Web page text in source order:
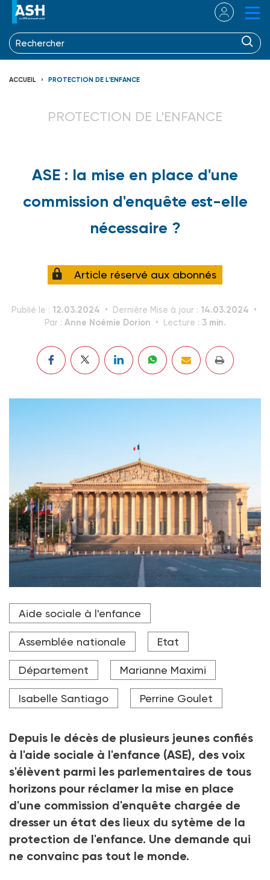
ACCUEIL PROTECTION DE L'ENFANCE
PROTECTION DE L'ENFANCE
ASE : la mise en place d'une
commission d'enquête est-elle
nécessaire ?
Article réservé aux abonnés
Publié le : 12.03.2024 Dernière Mise à jour : 14.03.2024
Par : Anne Noémie Dorion Lecture : 3 min.
Le 12 mars 2024, la députée Isabelle Santiago devait
déposer une demande de création d'enquête
Crédit photo rdnzl - stock.adobe.com
Aide sociale à l'enfance
Assemblée nationale Etat
Département Marianne Maximi
Isabelle Santiago Perrine Goulet
Depuis le décès de plusieurs jeunes confiés
à l'aide sociale à l'enfance (ASE), des voix
s'élèvent parmi les parlementaires de tous
horizons pour réclamer la mise en place
d'une commission d'enquête chargée de
dresser un état des lieux du sytème de la
protection de l'enfance. Une demande qui
ne convainc pas tout le monde.